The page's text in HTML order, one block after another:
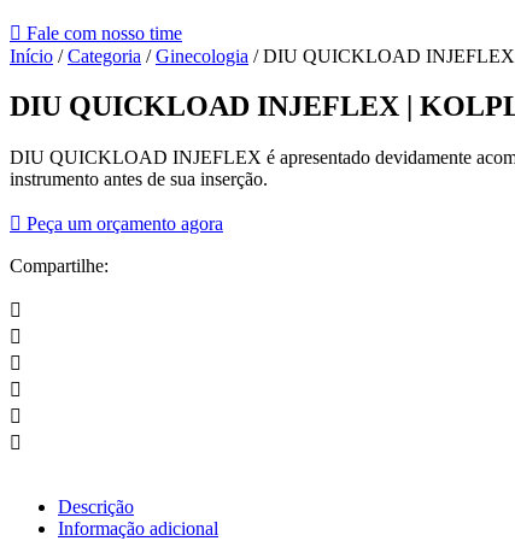
Fale com nosso time
Início /Categoria /Ginecologia / DIU QUICKLOAD
DIU QUICKLOAD INJEFLEX |
DIU QUICKLOAD INJEFLEX é apresentado devidamente
instrumento antes de sua inserção.
Peça um orçamento agora
Compartilhe:
Descrição
Informação adicional